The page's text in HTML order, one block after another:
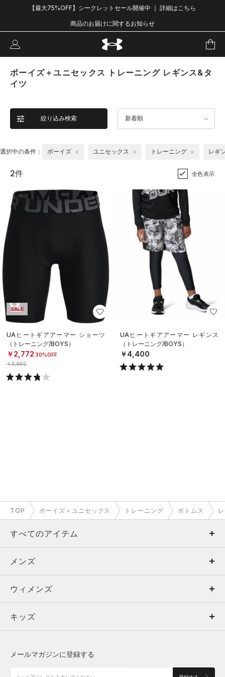
【最大75%OFF】シークレットセール開催中 ｜ 詳細はこちら
商品のお届けに関するお知らせ
ボーイズ＋ユニセックス トレーニング レギンス&タ
イツ
絞り込み検索 新着順
選択中の条件： ボーイズ ユニセックス トレーニング レギ
2件 全色表示
SALE
UAヒートギアアーマー ショーツ
（トレーニング/BOYS）
￥2,772 30%OFF
￥3,960
UAヒートギアアーマー レギンス
（トレーニング/BOYS）
￥4,400
TOP ボーイズ＋ユニセックス トレーニング ボトムス
すべてのアイテム
メンズ
ウィメンズ
キッズ
アクセサリー
メンズ
トップス
ボトムス
アクセサリー
ウィメンズ
トップス
シューズ
キッズ
メールマガジンに登録する